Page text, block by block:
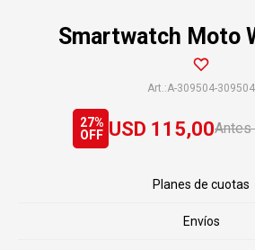
Smartwatch Moto
A-309504-309504
USD 115,00
27
Planes de cuotas
Envíos